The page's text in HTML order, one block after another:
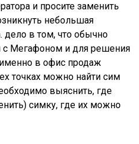
и просите заменить
небольшая
дело в том, что обычно
Мегафоном и для решения
в офис продаж
точках можно найти сим
выяснить, где
симку, где их можно